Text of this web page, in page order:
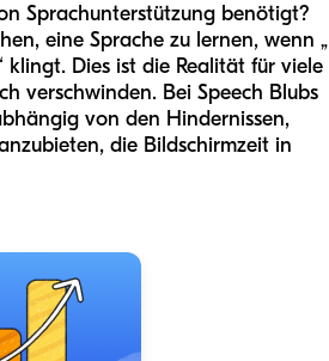
Sprachunterstützung benötigt?
eine Sprache zu lernen, wenn „I
Dies ist die Realität für viele
verschwinden. Bei Speech Blubs
von den Hindernissen,
die Bildschirmzeit in